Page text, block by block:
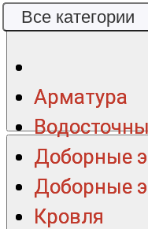
Все категории
Арматура
Доборные
Доборные
Кровля
Все категории
Арматура
Доборные
Доборные
Кровля